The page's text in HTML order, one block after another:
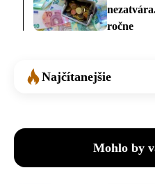
ročne
Najčítanejšie
Mohlo by